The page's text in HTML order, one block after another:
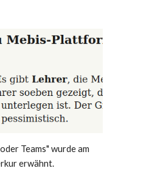
Teams" wurde am
erwähnt.